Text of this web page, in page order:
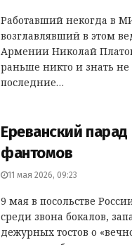
Работавший некогда в
возглавлявший в этом
Армении Николай
раньше никто и знать не
последние…
Ереванский
фантомов
11 мая 2026, 09:23
9 мая в посольстве
среди звона бокалов,
дежурных тостов о